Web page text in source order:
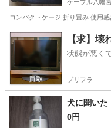
ケーブル八幡
コンパクトケージ 折り畳み 使用
京都 八幡市 ケーブル八
【求】壊
状態が悪く
プリフラ
犬に聞い
0円